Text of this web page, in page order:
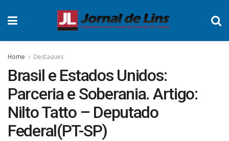
Home Destaques
Brasil e Estados Unidos:
Parceria e Soberania. Artigo:
Nilto Tatto – Deputado
Federal(PT-SP)